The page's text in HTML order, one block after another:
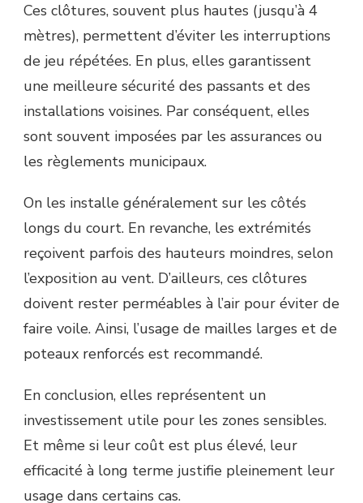
Ces clôtures, souvent plus hautes (jusqu’à 4
mètres), permettent d’éviter les interruptions
de jeu répétées. En plus, elles garantissent
une meilleure sécurité des passants et des
installations voisines. Par conséquent, elles
sont souvent imposées par les assurances ou
les règlements municipaux.
On les installe généralement sur les côtés
longs du court. En revanche, les extrémités
reçoivent parfois des hauteurs moindres, selon
l’exposition au vent. D’ailleurs, ces clôtures
doivent rester perméables à l’air pour éviter de
faire voile. Ainsi, l’usage de mailles larges et de
poteaux renforcés est recommandé.
En conclusion, elles représentent un
investissement utile pour les zones sensibles.
Et même si leur coût est plus élevé, leur
efficacité à long terme justifie pleinement leur
usage dans certains cas.